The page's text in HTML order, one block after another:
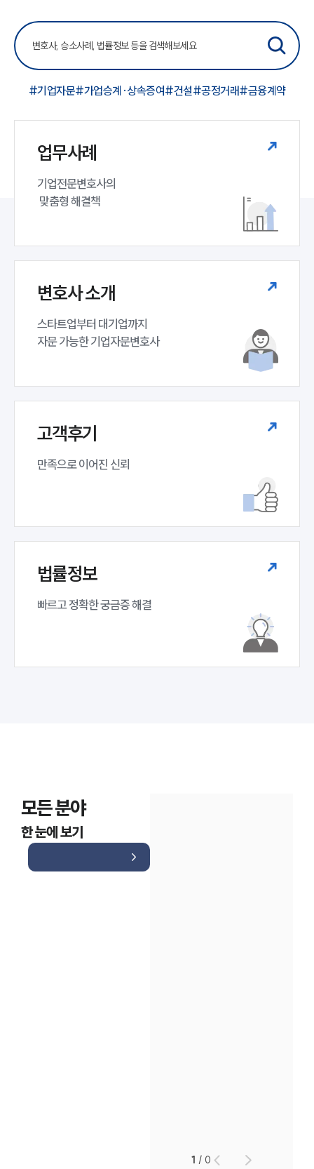
#기업자문#가업승계·상속증여#건설#공정거래#금융계약
업무사례
기업전문변호사의
맞춤형 해결책
변호사 소개
스타트업부터 대기업까지
자문 가능한 기업자문변호사
고객후기
만족으로 이어진 신뢰
법률정보
빠르고 정확한 궁금증 해결
모든 분야
한 눈에 보기
1 /0